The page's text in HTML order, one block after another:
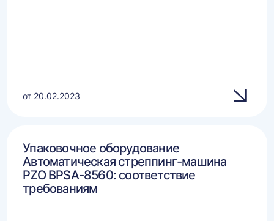
от 20.02.2023
Упаковочное оборудование
Автоматическая стреппинг-машина
PZO BPSA-8560: соответствие
требованиям